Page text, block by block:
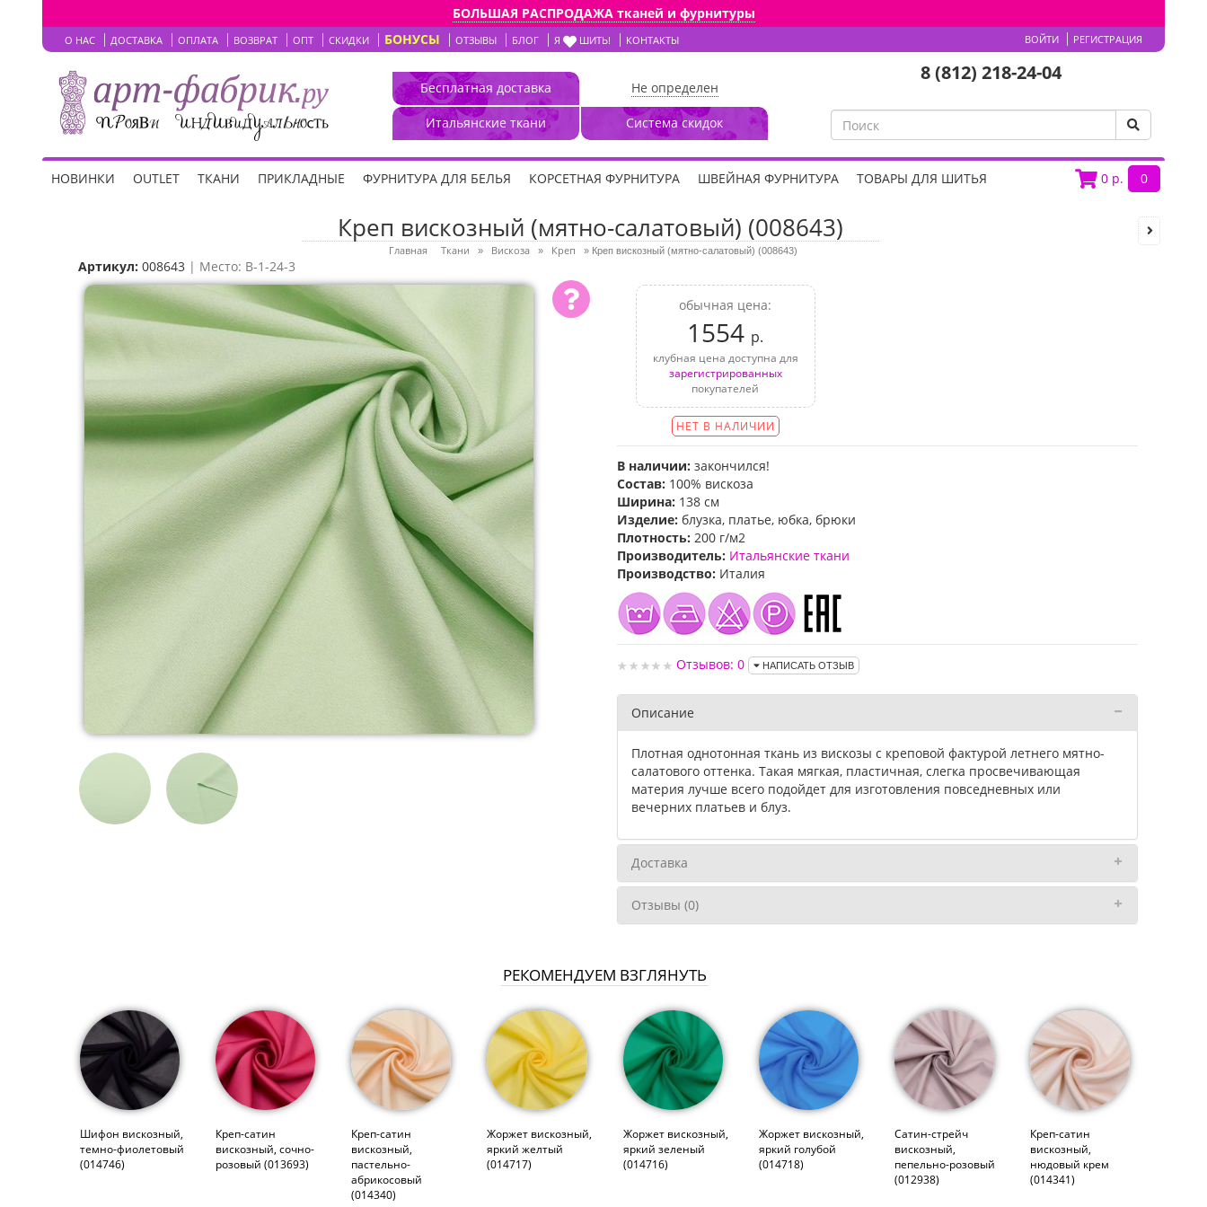
БОЛЬШАЯ РАСПРОДАЖА тканей и фурнитуры
О НАС ДОСТАВКА ОПЛАТА ВОЗВРАТ ОПТ СКИДКИ БОНУСЫ ОТЗЫВЫ БЛОГ Я ШИТЬ! КОНТАКТЫ ВОЙТИ РЕГИСТРАЦИЯ
Бесплатная доставка
Итальянские ткани
Не определен
Система скидок
8 (812) 218-24-04
0 р. 0
НОВИНКИ OUTLET ТКАНИ ПРИКЛАДНЫЕ ФУРНИТУРА ДЛЯ БЕЛЬЯ КОРСЕТНАЯ ФУРНИТУРА ШВЕЙНАЯ ФУРНИТУРА ТОВАРЫ ДЛЯ ШИТЬЯ
Креп вискозный (мятно-салатовый) (008643)
Главная Ткани » Вискоза » Креп » Креп вискозный (мятно-салатовый) (008643)
Артикул: 008643 | Место: B-1-24-3
обычная цена:
1554 р.
клубная цена доступна для
зарегистрированных
покупателей
НЕТ В НАЛИЧИИ
В наличии: закончился!
Состав: 100% вискоза
Ширина: 138 см
Изделие: блузка, платье, юбка, брюки
Плотность: 200 г/м2
Производитель: Итальянские ткани
Производство: Италия
Отзывов: 0 НАПИСАТЬ ОТЗЫВ
Описание
Плотная однотонная ткань из вискозы с креповой фактурой летнего мятно-
салатового оттенка. Такая мягкая, пластичная, слегка просвечивающая
материя лучше всего подойдет для изготовления повседневных или
вечерних платьев и блуз.
Доставка
Отзывы (0)
РЕКОМЕНДУЕМ ВЗГЛЯНУТЬ
Шифон вискозный,
темно-фиолетовый
(014746)
Креп-сатин
вискозный, сочно-
розовый (013693)
Креп-сатин
вискозный,
пастельно-
абрикосовый
(014340)
Жоржет вискозный,
яркий желтый
(014717)
Жоржет вискозный,
яркий зеленый
(014716)
Жоржет вискозный,
яркий голубой
(014718)
Сатин-стрейч
вискозный,
пепельно-розовый
(012938)
Креп-сатин
вискозный,
нюдовый крем
(014341)